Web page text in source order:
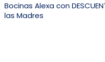
Bocinas Alexa con
las Madres